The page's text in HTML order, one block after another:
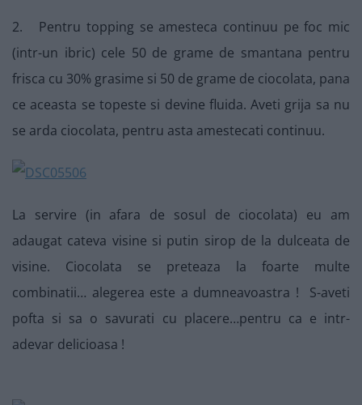
2. Pentru topping se amesteca continuu pe foc mic
(intr-un ibric) cele 50 de grame de smantana pentru
frisca cu 30% grasime si 50 de grame de ciocolata, pana
ce aceasta se topeste si devine fluida. Aveti grija sa nu
se arda ciocolata, pentru asta amestecati continuu.
La servire (in afara de sosul de ciocolata) eu am
adaugat cateva visine si putin sirop de la dulceata de
visine. Ciocolata se preteaza la foarte multe
combinatii… alegerea este a dumneavoastra ! S-aveti
pofta si sa o savurati cu placere…pentru ca e intr-
adevar delicioasa !